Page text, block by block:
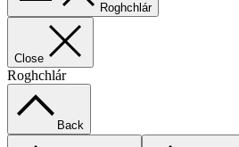
Roghchlár
Close
Roghchlár
Back